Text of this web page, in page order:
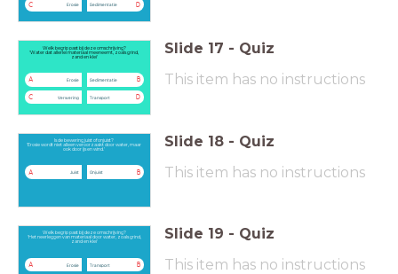
C Erosie D
Sedimentatie
Welk begrip past bij deze omschrijving?
'Water dat allerlei materiaal meeneemt, zoals grind,
zand en klei'
A Erosie B
Sedimentatie
C Verwering D
Transport
Slide 17 - Quiz
This item has no instructions
Is de bewering juist of onjuist?
'Erosie wordt niet alleen veroorzaakt door water, maar
ook door ijs en wind.'
A Juist B
Onjuist
Slide 18 - Quiz
This item has no instructions
Welk begrip past bij deze omschrijving?
'Het neerleggen van materiaal door water, zoals grind,
zand en klei'
A Erosie B
Transport
Slide 19 - Quiz
This item has no instructions